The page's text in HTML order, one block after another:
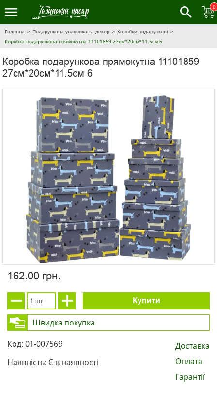
0
Головна Подарункова упаковка та декор
Коробки подарункові
Коробка подарункова прямокутна 11101859 27см*20см*11.5см 6
Коробка подарункова прямокутна 11101859
27см*20см*11.5см 6
162.00 грн.
Купити
Швидка покупка
Код: 01-007569
Наявність: Є в наявності
Доставка
Оплата
Гарантії